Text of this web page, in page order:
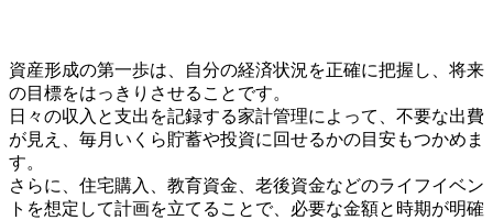
資産形成の第一歩は、自分の経済状況を正確に把握し、将来
の目標をはっきりさせることです。
日々の収入と支出を記録する家計管理によって、不要な出費
が見え、毎月いくら貯蓄や投資に回せるかの目安もつかめま
す。
さらに、住宅購入、教育資金、老後資金などのライフイベン
トを想定して計画を立てることで、必要な金額と時期が明確